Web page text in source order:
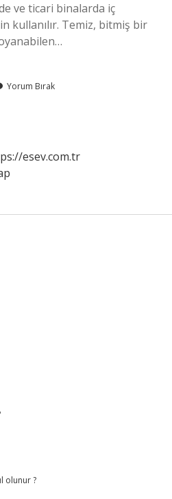
ve ticari binalarda iç
kullanılır. Temiz, bitmiş bir
Yorum Bırak
esev.com.tr
olunur ?